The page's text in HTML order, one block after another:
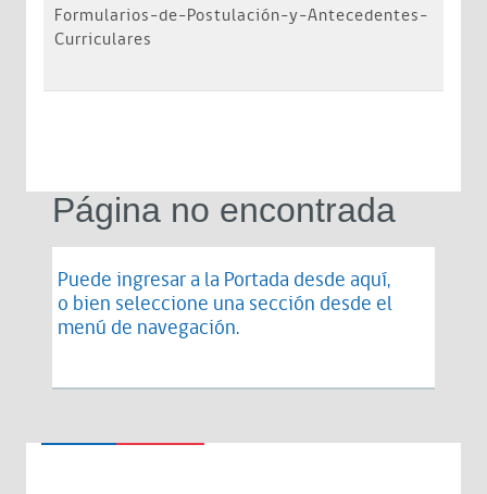
Formularios-de-Postulación-y-Antecedentes-
Curriculares
Página no encontrada
Puede ingresar a la Portada desde aquí,
o bien seleccione una sección desde el
menú de navegación.